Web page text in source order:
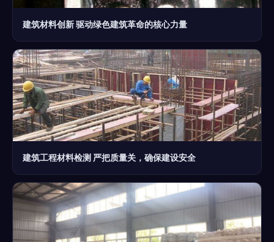
建筑材料创新 驱动绿色建筑革命的核心力量
建筑工程材料检测 严把质量关，确保建设安全